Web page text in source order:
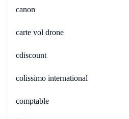
canon
carte vol drone
cdiscount
colissimo international
comptable